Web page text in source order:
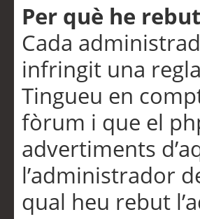
Per què he
Cada
infringit una
Tingueu en
fòrum i que el
advertiments
l’administrador
qual heu rebut